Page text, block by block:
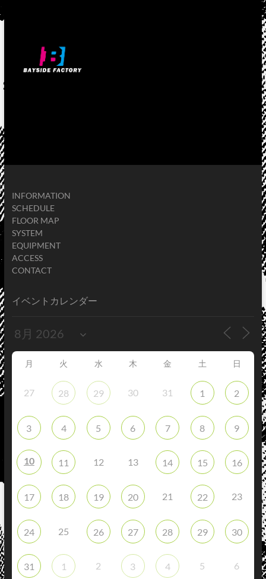
INFORMATION
SCHEDULE
FLOOR MAP
SYSTEM
EQUIPMENT
ACCESS
CONTACT
イベントカレンダー
月 火 水 木 金 土 日
27 28 29 30 31 1 2
3 4 5 6 7 8 9
10 11 12 13 14 15 16
17 18 19 20 21 22 23
24 25 26 27 28 29 30
31 1 2 3 4 5 6